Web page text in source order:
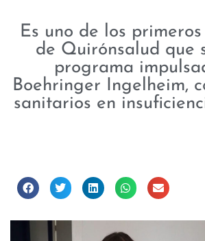
Es uno de los
de Quirónsalud que
programa
Boehringer Ingelheim,
sanitarios en